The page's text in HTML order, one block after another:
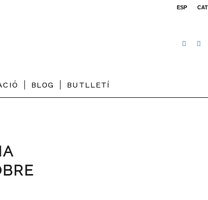
ESP CAT
BLOG BUTLLETÍ